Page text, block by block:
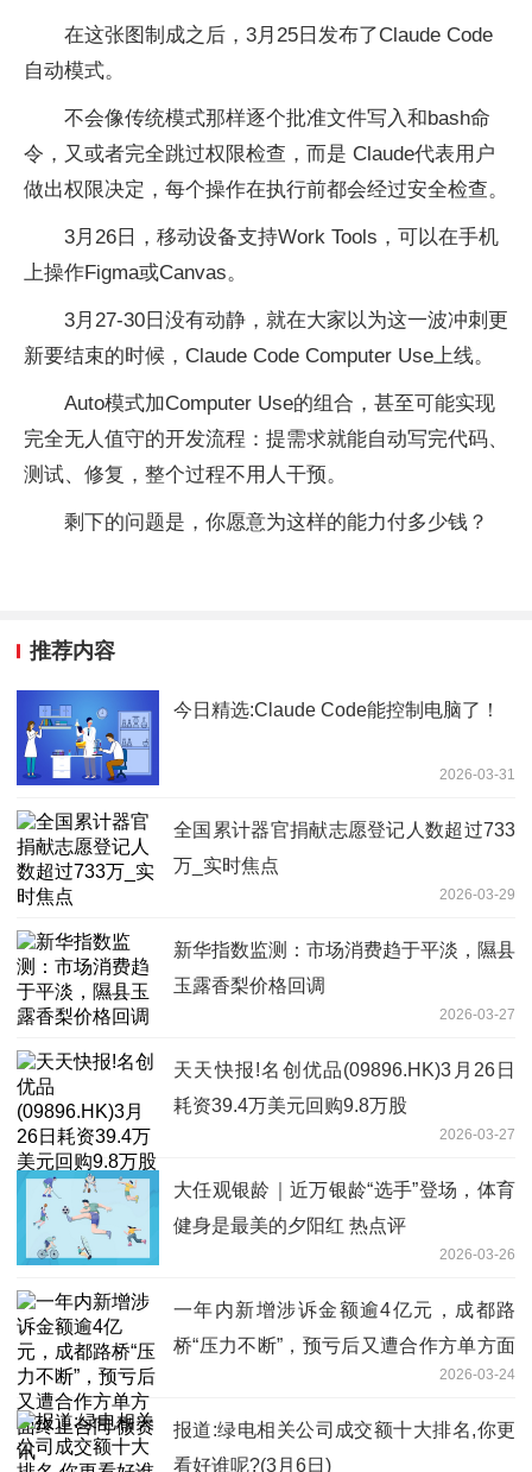
在这张图制成之后，3月25日发布了Claude Code
自动模式。
不会像传统模式那样逐个批准文件写入和bash命
令，又或者完全跳过权限检查，而是 Claude代表用户
做出权限决定，每个操作在执行前都会经过安全检查。
3月26日，移动设备支持Work Tools，可以在手机
上操作Figma或Canvas。
3月27-30日没有动静，就在大家以为这一波冲刺更
新要结束的时候，Claude Code Computer Use上线。
Auto模式加Computer Use的组合，甚至可能实现
完全无人值守的开发流程：提需求就能自动写完代码、
测试、修复，整个过程不用人干预。
剩下的问题是，你愿意为这样的能力付多少钱？
推荐内容
今日精选:Claude Code能控制电脑了！
2026-03-31
全国累计器官捐献志愿登记人数超过733
万_实时焦点
2026-03-29
新华指数监测：市场消费趋于平淡，隰县
玉露香梨价格回调
2026-03-27
天天快报!名创优品(09896.HK)3月26日
耗资39.4万美元回购9.8万股
2026-03-27
大任观银龄｜近万银龄“选手”登场，体育
健身是最美的夕阳红 热点评
2026-03-26
一年内新增涉诉金额逾4亿元，成都路
桥“压力不断”，预亏后又遭合作方单方面
2026-03-24
报道:绿电相关公司成交额十大排名,你更
看好谁呢?(3月6日)